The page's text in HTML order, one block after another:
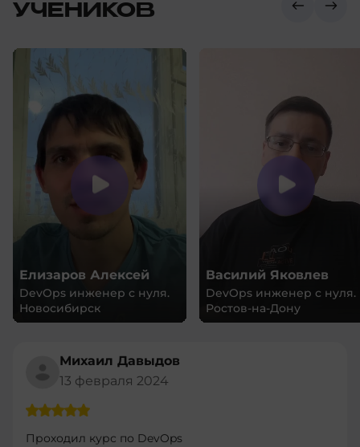
УЧЕНИКОВ
Елизаров Алексей
DevOps инженер с нуля.
Новосибирск
Василий Яковлев
DevOps инженер с нуля.
Ростов-на-Дону
Михаил Давыдов
13 февраля 2024
Проходил курс по DevOps